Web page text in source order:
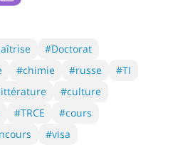
#Doctorat
#chimie #russe
#TI
#culture
#TRCE
#cours
#visa